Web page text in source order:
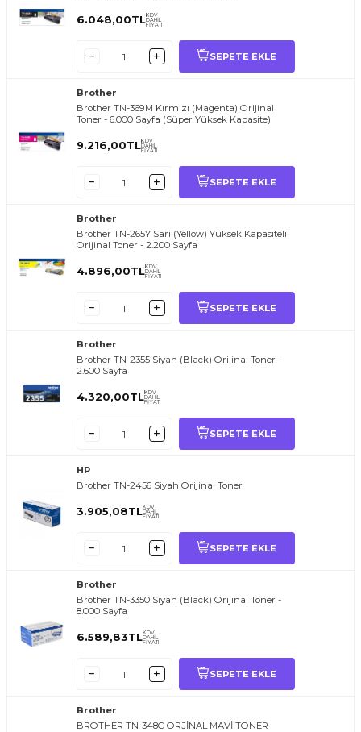
6.048,00TLKDV
DAHİL
FİYATI
SEPETE EKLE
Brother
Brother TN-369M Kırmızı (Magenta) Orijinal
Toner - 6.000 Sayfa (Süper Yüksek Kapasite)
9.216,00TLKDV
DAHİL
FİYATI
SEPETE EKLE
Brother
Brother TN-265Y Sarı (Yellow) Yüksek Kapasiteli
Orijinal Toner - 2.200 Sayfa
4.896,00TLKDV
DAHİL
FİYATI
SEPETE EKLE
Brother
Brother TN-2355 Siyah (Black) Orijinal Toner -
2.600 Sayfa
4.320,00TLKDV
DAHİL
FİYATI
SEPETE EKLE
HP
Brother TN-2456 Siyah Orijinal Toner
3.905,08TLKDV
DAHİL
FİYATI
SEPETE EKLE
Brother
Brother TN-3350 Siyah (Black) Orijinal Toner -
8.000 Sayfa
6.589,83TLKDV
DAHİL
FİYATI
SEPETE EKLE
Brother
BROTHER TN-348C ORJİNAL MAVİ TONER